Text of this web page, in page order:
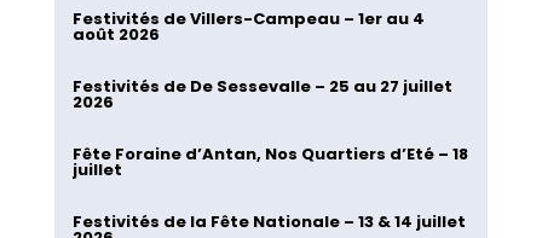
Festivités de Villers-Campeau – 1er au 4
août 2026
Festivités de De Sessevalle – 25 au 27 juillet
2026
Fête Foraine d’Antan, Nos Quartiers d’Eté – 18
juillet
Festivités de la Fête Nationale – 13 & 14 juillet